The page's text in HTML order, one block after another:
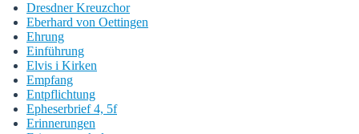
Dresdner Kreuzchor
Eberhard von Oettingen
Ehrung
Einführung
Elvis i Kirken
Empfang
Entpflichtung
Epheserbrief 4, 5f
Erinnerungen